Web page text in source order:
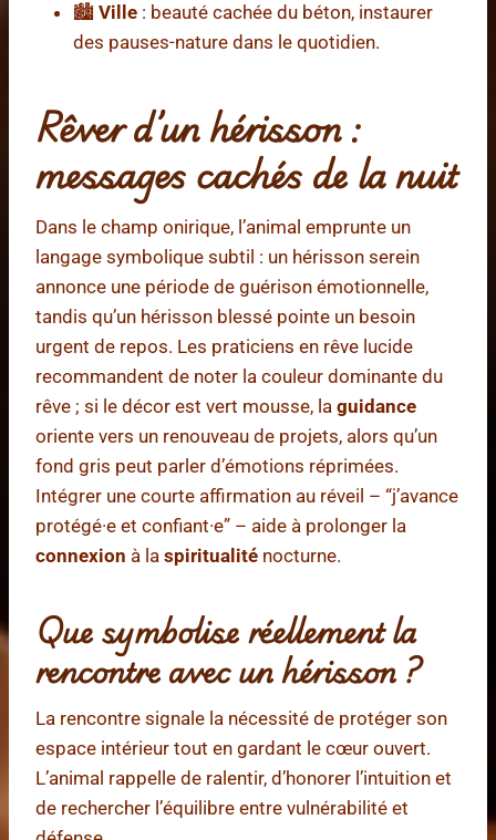
🏙️ Ville : beauté cachée du béton, instaurer
des pauses-nature dans le quotidien.
Rêver d’un hérisson :
messages cachés de la nuit
Dans le champ onirique, l’animal emprunte un
langage symbolique subtil : un hérisson serein
annonce une période de guérison émotionnelle,
tandis qu’un hérisson blessé pointe un besoin
urgent de repos. Les praticiens en rêve lucide
recommandent de noter la couleur dominante du
rêve ; si le décor est vert mousse, la guidance
oriente vers un renouveau de projets, alors qu’un
fond gris peut parler d’émotions réprimées.
Intégrer une courte affirmation au réveil – “j’avance
protégé·e et confiant·e” – aide à prolonger la
connexion à la spiritualité nocturne.
Que symbolise réellement la
rencontre avec un hérisson ?
La rencontre signale la nécessité de protéger son
espace intérieur tout en gardant le cœur ouvert.
L’animal rappelle de ralentir, d’honorer l’intuition et
de rechercher l’équilibre entre vulnérabilité et